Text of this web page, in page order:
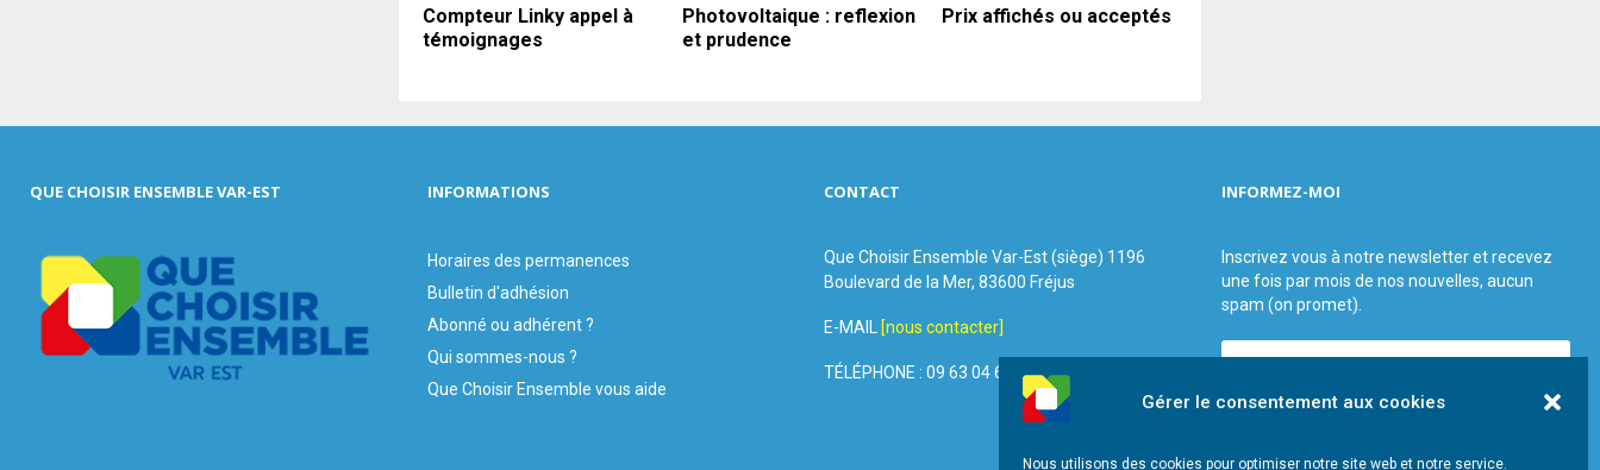
Gérer le consentement aux cookies
Nous utilisons des cookies pour optimiser notre site web et notre service.
Compteur Linky appel à
témoignages
Photovoltaique : reflexion
et prudence
Prix affichés ou acceptés
QUE CHOISIR ENSEMBLE VAR-EST INFORMATIONS
Horaires des permanences
Bulletin d'adhésion
Abonné ou adhérent ?
Qui sommes-nous ?
Que Choisir Ensemble vous aide
CONTACT
Que Choisir Ensemble Var-Est (siège) 1196
Boulevard de la Mer, 83600 Fréjus
E-MAIL [nous contacter]
TÉLÉPHONE : 09 63 04 60 44
INFORMEZ-MOI
Inscrivez vous à notre newsletter et recevez
une fois par mois de nos nouvelles, aucun
spam (on promet).